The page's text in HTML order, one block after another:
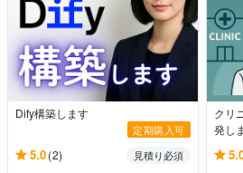
Dify構築します
定期購入可
5.0(2)
見積り必須
クリ
発し